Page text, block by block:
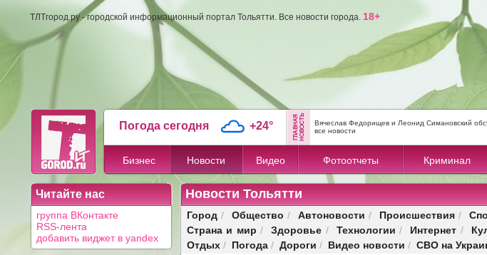
ТЛТгород.ру - городской информационный портал Тольятти. Все новости города. 18+
Погода сегодня +24°
Вячеслав Федорищев и Леонид Симановский
все новости
Бизнес Новости Видео Фотоотчеты Криминал
Читайте нас
группа ВКонтакте
RSS-лента
добавить виджет в yandex
Новости Тольятти
Город / Общество / Автоновости / Происшествия /
Страна и мир / Здоровье / Технологии / Интернет /
Отдых / Погода / Дороги / Видео новости / СВО на